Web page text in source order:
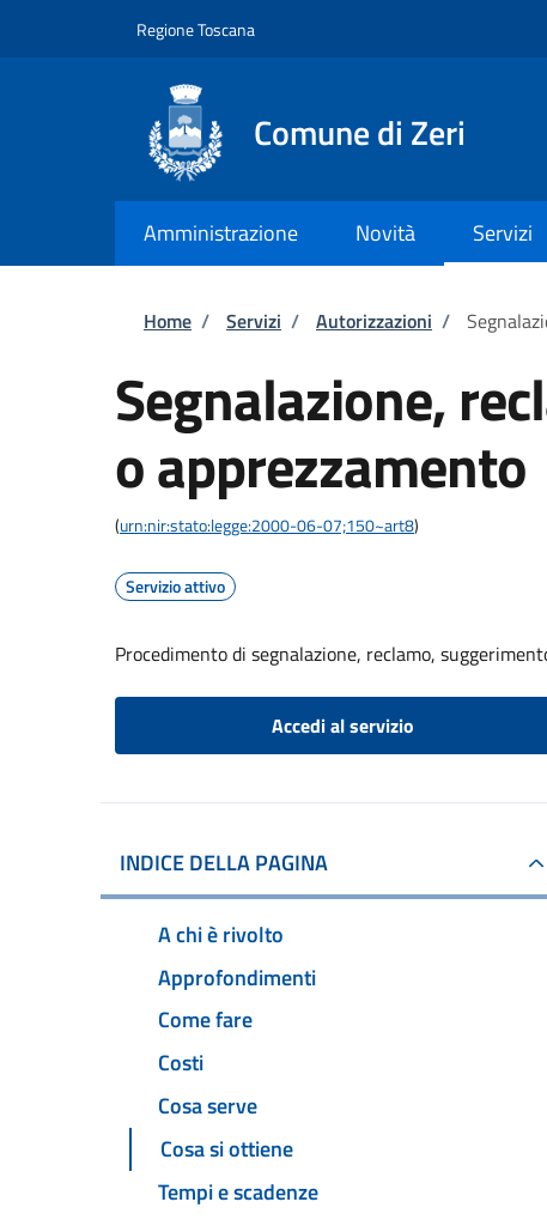
Regione Toscana
Comune di Zeri
Amministrazione Novità Servizi
Briciole di pane
Home / Servizi / Autorizzazioni /
Segnalazione,
o apprezzamento
(urn:nir:stato:legge:2000-06-07;150~art8)
Servizio attivo
Procedimento di segnalazione, reclamo,
Accedi al servizio
INDICE DELLA PAGINA
A chi è rivolto
Approfondimenti
Come fare
Costi
Cosa serve
Cosa si ottiene
Tempi e scadenze